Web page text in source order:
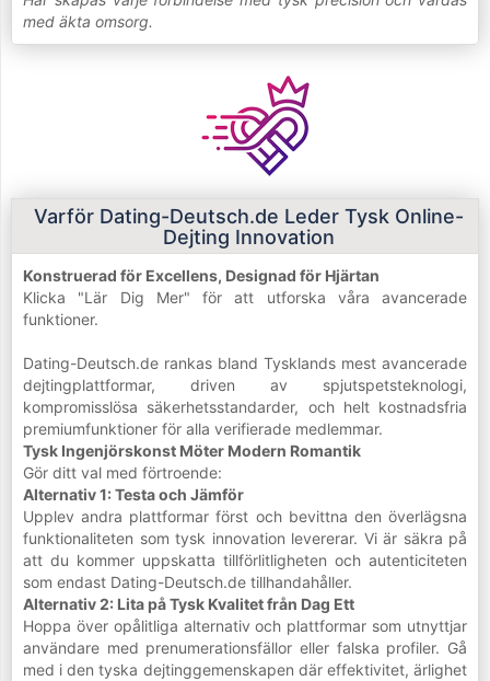
med äkta omsorg.
Varför Dating-Deutsch.de Leder Tysk Online-
Dejting Innovation
Konstruerad för Excellens, Designad för Hjärtan
Klicka "Lär Dig Mer" för att utforska våra avancerade
funktioner.
Dating-Deutsch.de rankas bland Tysklands mest avancerade
dejtingplattformar, driven av spjutspetsteknologi,
kompromisslösa säkerhetsstandarder, och helt kostnadsfria
premiumfunktioner för alla verifierade medlemmar.
Tysk Ingenjörskonst Möter Modern Romantik
Gör ditt val med förtroende:
Alternativ 1: Testa och Jämför
Upplev andra plattformar först och bevittna den överlägsna
funktionaliteten som tysk innovation levererar. Vi är säkra på
att du kommer uppskatta tillförlitligheten och autenticiteten
som endast Dating-Deutsch.de tillhandahåller.
Alternativ 2: Lita på Tysk Kvalitet från Dag Ett
Hoppa över opålitliga alternativ och plattformar som utnyttjar
användare med prenumerationsfällor eller falska profiler. Gå
med i den tyska dejtinggemenskapen där effektivitet, ärlighet